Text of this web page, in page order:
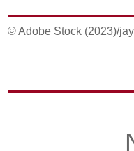
© Adobe Stock (2023)/